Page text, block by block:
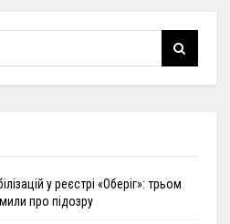
у реєстрі «Оберіг»: трьом
про підозру